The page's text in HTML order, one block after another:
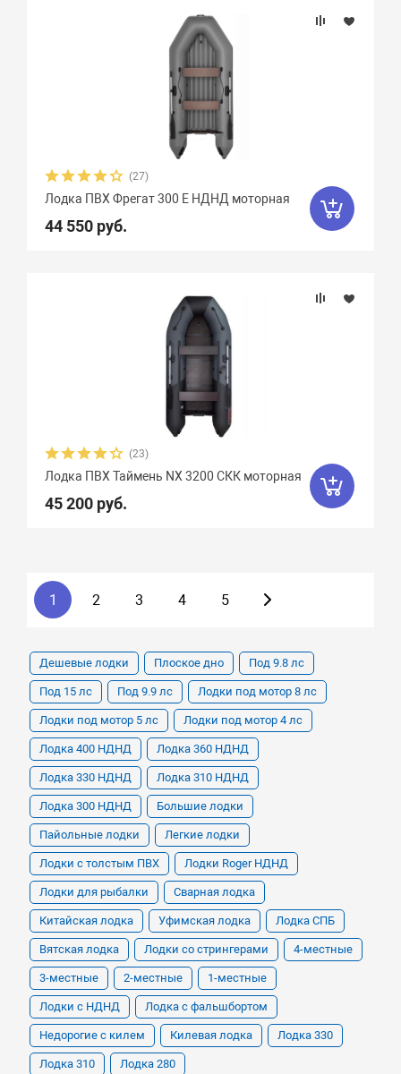
(27)
Лодка ПВХ Фрегат 300 Е НДНД моторная
44 550 руб.
(23)
Лодка ПВХ Таймень NX 3200 СКК моторная
45 200 руб.
1 2 3 4 5
Дешевые лодки Плоское дно Под 9.8 лс
Под 15 лс Под 9.9 лс Лодки под мотор 8 лс
Лодки под мотор 5 лс Лодки под мотор 4 лс
Лодка 400 НДНД Лодка 360 НДНД
Лодка 330 НДНД Лодка 310 НДНД
Лодка 300 НДНД Большие лодки
Пайольные лодки Легкие лодки
Лодки с толстым ПВХ Лодки Roger НДНД
Лодки для рыбалки Сварная лодка
Китайская лодка Уфимская лодка Лодка СПБ
Вятская лодка Лодки со стрингерами 4-местные
3-местные 2-местные 1-местные
Лодки с НДНД Лодка с фальшбортом
Недорогие с килем Килевая лодка Лодка 330
Лодка 310 Лодка 280